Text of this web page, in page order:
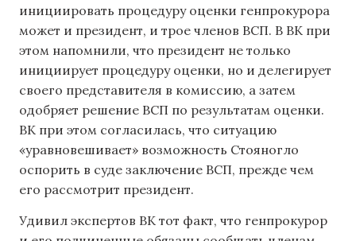
инициировать процедуру оценки генпрокурора
может и президент, и трое членов ВСП. В ВК при
этом напомнили, что президент не только
инициирует процедуру оценки, но и делегирует
своего представителя в комиссию, а затем
одобряет решение ВСП по результатам оценки.
ВК при этом согласилась, что ситуацию
«уравновешивает» возможность Стояногло
оспорить в суде заключение ВСП, прежде чем
его рассмотрит президент.
Удивил экспертов ВК тот факт, что генпрокурор